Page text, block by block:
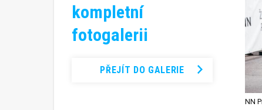
kompletní
fotogalerii
PŘEJÍT DO GALERIE